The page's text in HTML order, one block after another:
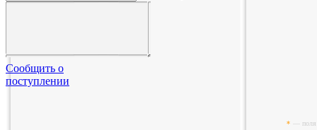
Сообщить о
поступлении
* —